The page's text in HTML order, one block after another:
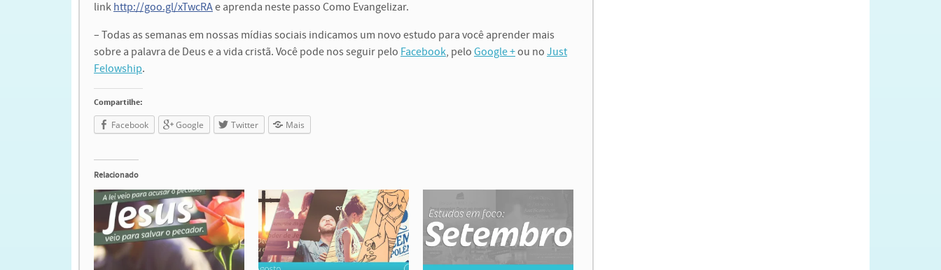
link http://goo.gl/xTwcRAe aprenda neste passo Como Evangelizar.
– Todas as semanas em nossas mídias sociais indicamos um novo estudo para você aprender mais
sobre a palavra de Deus e a vida cristã. Você pode nos seguir pelo Facebook, pelo Google +ou no Just
Felowship.
Compartilhe:
Facebook Google Twitter Mais
Relacionado